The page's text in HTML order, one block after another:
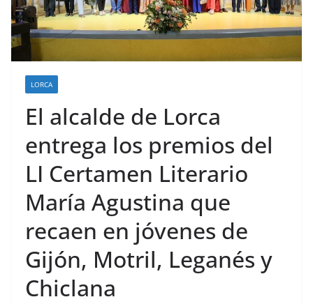
LORCA
El alcalde de Lorca
entrega los premios del
LI Certamen Literario
María Agustina que
recaen en jóvenes de
Gijón, Motril, Leganés y
Chiclana